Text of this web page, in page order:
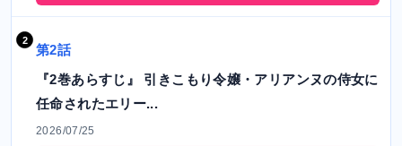
第2話
『2巻あらすじ』 引きこもり令嬢・アリアンヌの侍女に
任命されたエリー...
2026/07/25